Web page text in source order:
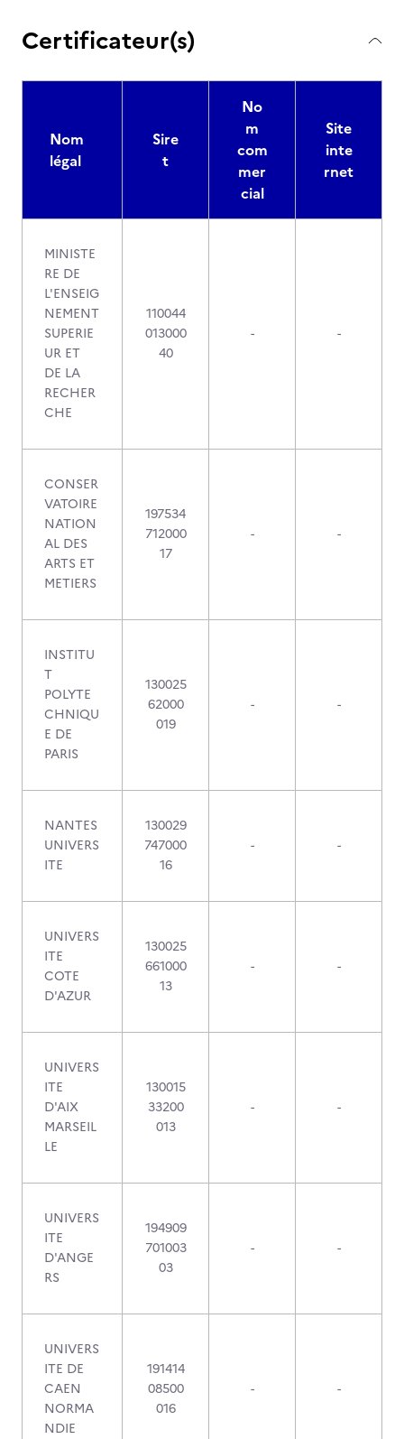
Certificateur(s)
Nom
légal
Sire
t
No
m
com
mer
cial
Site
inte
rnet
MINISTE
RE DE
L'ENSEIG
NEMENT
SUPERIE
UR ET
DE LA
RECHER
CHE
110044
013000
40
- -
CONSER
VATOIRE
NATION
AL DES
ARTS ET
METIERS
197534
712000
17
- -
INSTITU
T
POLYTE
CHNIQU
E DE
PARIS
130025
62000
019
- -
NANTES
UNIVERS
ITE
130029
747000
16
- -
UNIVERS
ITE
COTE
D'AZUR
130025
661000
13
- -
UNIVERS
ITE
D'AIX
MARSEIL
LE
130015
33200
013
- -
UNIVERS
ITE
D'ANGE
RS
194909
701003
03
- -
UNIVERS
ITE DE
CAEN
NORMA
NDIE
191414
08500
016
- -